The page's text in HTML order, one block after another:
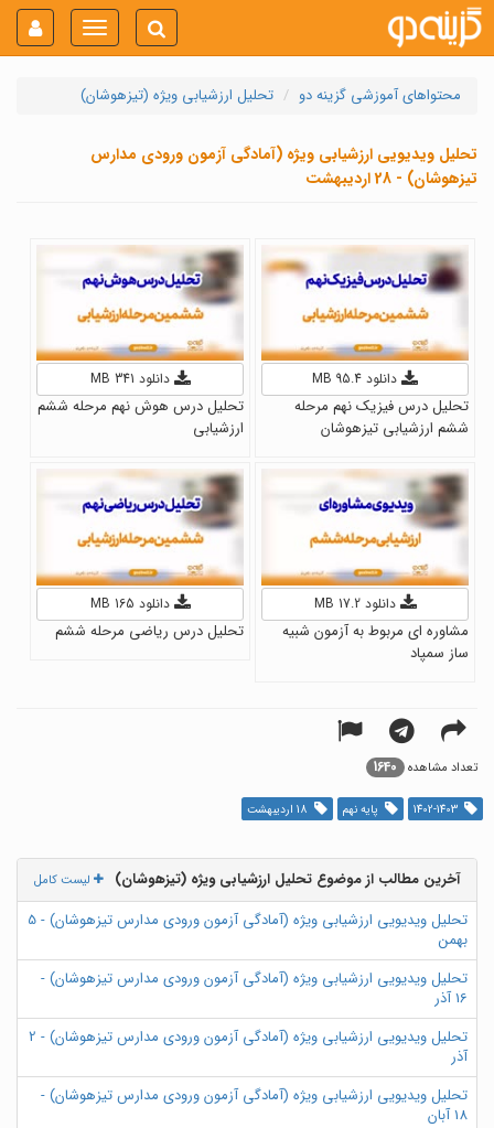
Toggle
navigation
محتواهای آموزشی گزینه دو تحلیل ارزشیابی ویژه (تیزهوشان)
تحلیل ویدیویی ارزشیابی ویژه (آمادگی آزمون ورودی مدارس
تیزهوشان) - 28 اردیبهشت
دانلود 95.4 MB
تحلیل درس فیزیک نهم مرحله
ششم ارزشیابی تیزهوشان
دانلود 341 MB
تحلیل درس هوش نهم مرحله ششم
ارزشیابی
دانلود 17.2 MB
مشاوره ای مربوط به آزمون شبیه
ساز سمپاد
دانلود 165 MB
تحلیل درس ریاضی مرحله ششم
تعداد مشاهده 1640
پایه نهم
لیست کامل
آخرین مطالب از موضوع تحلیل ارزشیابی ویژه (تیزهوشان)
تحلیل ویدیویی ارزشیابی ویژه (آمادگی آزمون ورودی مدارس تیزهوشان) - 5
بهمن
تحلیل ویدیویی ارزشیابی ویژه (آمادگی آزمون ورودی مدارس تیزهوشان) -
16 آذر
تحلیل ویدیویی ارزشیابی ویژه (آمادگی آزمون ورودی مدارس تیزهوشان) - 2
آذر
تحلیل ویدیویی ارزشیابی ویژه (آمادگی آزمون ورودی مدارس تیزهوشان) -
18 آبان